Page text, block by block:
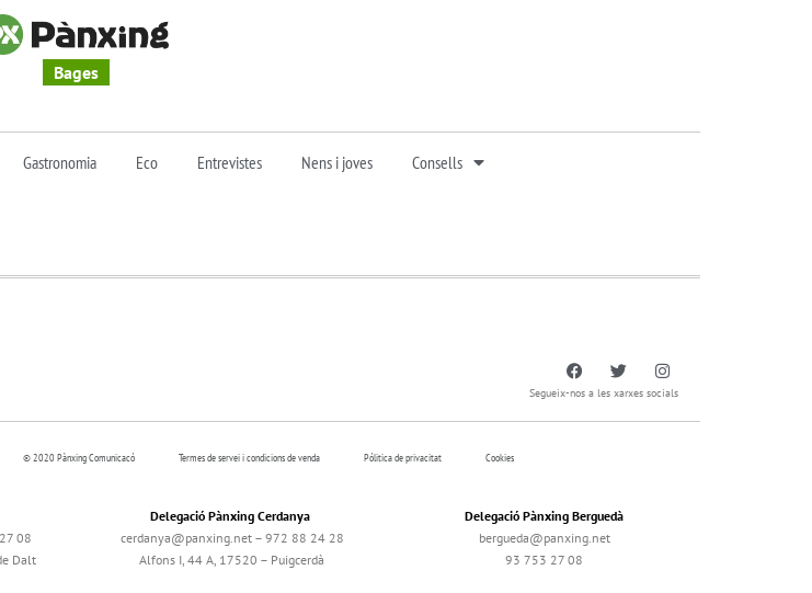
Bages
Gastronomia Eco Entrevistes Nens i joves Consells
Segueix-nos a les xarxes socials
© 2020 Pànxing Comunicacó Termes de servei i condicions de venda Pólitica de privacitat Cookies
08
Dalt
Delegació Pànxing Cerdanya
cerdanya@panxing.net – 972 88 24 28
Alfons I, 44 A, 17520 – Puigcerdà
Delegació Pànxing Berguedà
bergueda@panxing.net
93 753 27 08